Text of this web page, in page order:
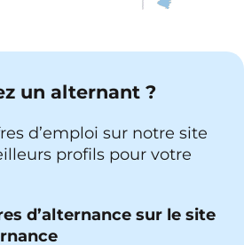
un alternant ?
d’emploi sur notre site
profils pour votre
d’alternance sur le site